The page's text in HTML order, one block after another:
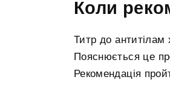
Коли
Титр до антитілам
Пояснюється це
Рекомендація